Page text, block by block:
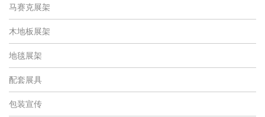
马赛克展架
木地板展架
地毯展架
配套展具
包装宣传